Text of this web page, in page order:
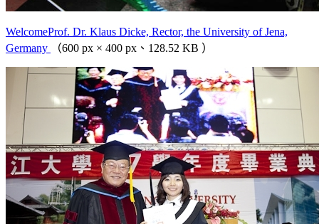
WelcomeProf. Dr. Klaus Dicke, Rector, the University of Jena,
Germany
（600 px × 400 px、128.52 KB ）